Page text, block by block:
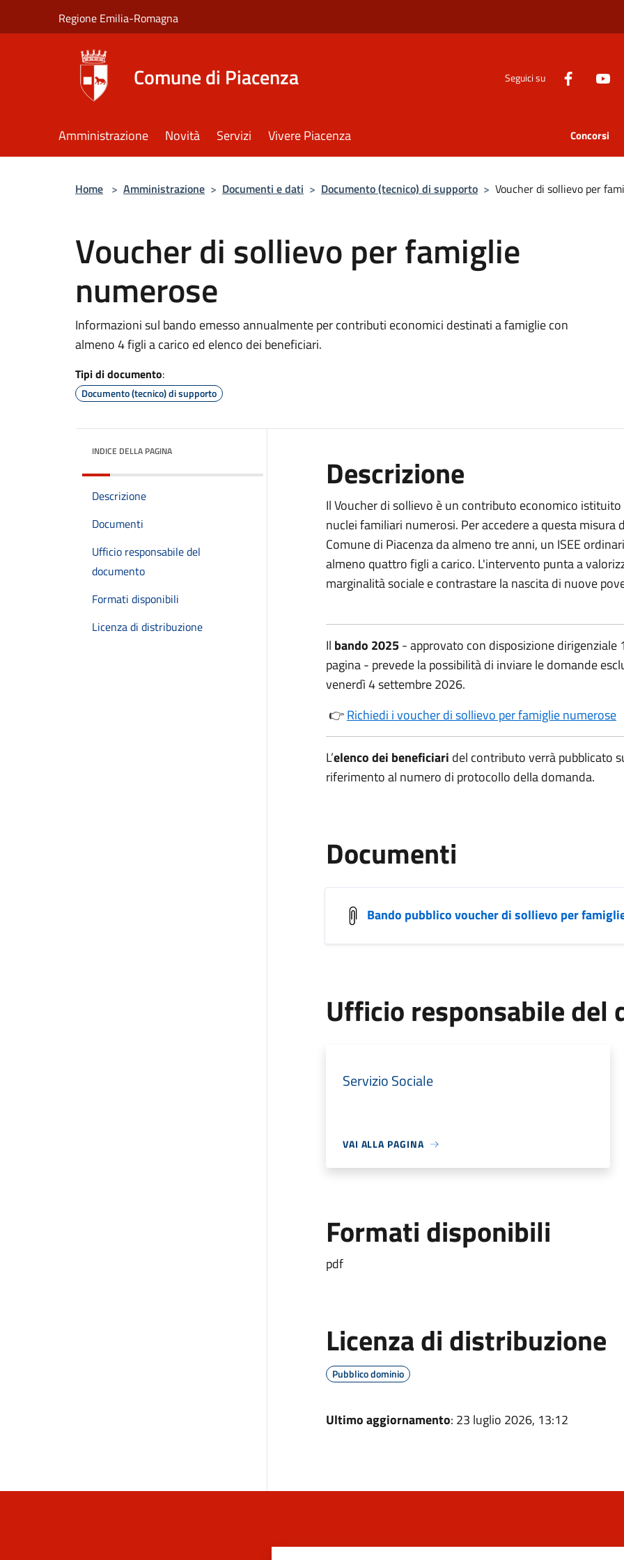
Regione Emilia-Romagna
Comune di Piacenza Seguici su
Amministrazione Novità Servizi Vivere Piacenza Concorsi
Home > Amministrazione > Documenti e dati > Documento (tecnico) di supporto > Voucher di sollievo per
Voucher di sollievo per famiglie
numerose
Informazioni sul bando emesso annualmente per contributi economici destinati a famiglie con
almeno 4 figli a carico ed elenco dei beneficiari.
Tipi di documento:
Documento (tecnico) di supporto
INDICE DELLA PAGINA
Descrizione
Documenti
Ufficio responsabile del
documento
Formati disponibili
Licenza di distribuzione
Descrizione
Il Voucher di sollievo è un contributo economico
nuclei familiari numerosi. Per accedere a questa
Comune di Piacenza da almeno tre anni, un ISEE
almeno quattro figli a carico. L'intervento punta a
marginalità sociale e contrastare la nascita di nuove
Il bando 2025- approvato con disposizione
pagina - prevede la possibilità di inviare le domande
venerdì 4 settembre 2026.
👉Richiedi i voucher di sollievo per famiglie numerose
L’elenco dei beneficiari del contributo verrà pubblicato
riferimento al numero di protocollo della domanda.
Documenti
Bando pubblico voucher di sollievo per
Ufficio responsabile del
Servizio Sociale
VAI ALLA PAGINA
Formati disponibili
pdf
Licenza di distribuzione
Pubblico dominio
Ultimo aggiornamento: 23 luglio 2026, 13:12